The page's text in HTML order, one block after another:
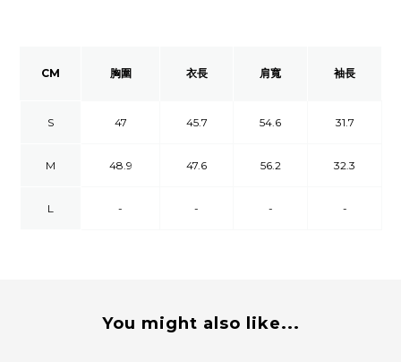
CM 胸圍 衣長 肩寬 袖長
S 47 45.7 54.6 31.7
M 48.9 47.6 56.2 32.3
L - - - -
You might also like...